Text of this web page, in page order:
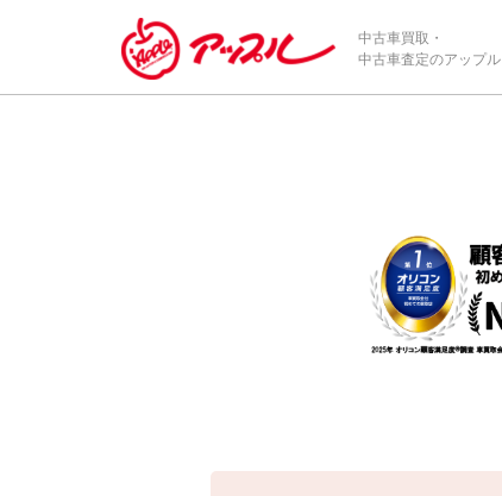
/*ABテスト_新規査定フォームの為のCVボタン*/
中古車買取・
中古車査定のアップル